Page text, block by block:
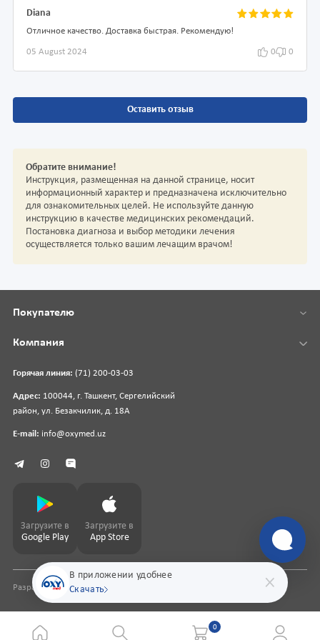
Diana
Отличное качество. Доставка быстрая. Рекомендую!
05 August 2024 0 0
Оставить отзыв
Обратите внимание!
Инструкция, размещенная на данной странице, носит
информационный характер и предназначена исключительно
для ознакомительных целей. Не используйте данную
инструкцию в качестве медицинских рекомендаций.
Постановка диагноза и выбор методики лечения
осуществляется только вашим лечащим врачом!
В приложении удобнее
Скачать
Горячая линия: (71) 200-03-03
Адрес: 100044, г. Ташкент, Сергелийский
район, ул. Безакчилик, д. 18А
E-mail: info@oxymed.uz
Покупателю
Компания
Загрузите в
Google Play
Загрузите в
App Store
Разработка сайтаpharmit.uz
0